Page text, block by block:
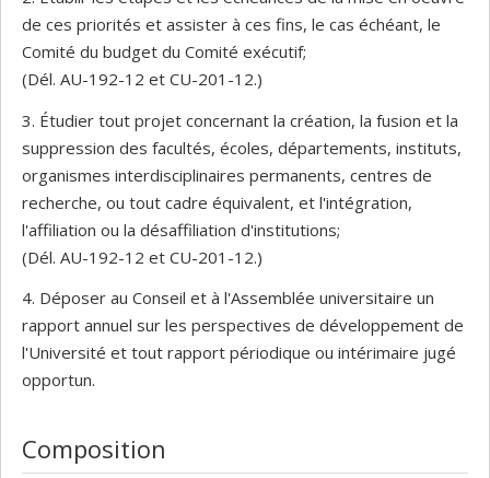
de ces priorités et assister à ces fins, le cas échéant, le
Comité du budget du Comité exécutif;
(Dél. AU-192-12 et CU-201-12.)
3. Étudier tout projet concernant la création, la fusion et la
suppression des facultés, écoles, départements, instituts,
organismes interdisciplinaires permanents, centres de
recherche, ou tout cadre équivalent, et l'intégration,
l'affiliation ou la désaffiliation d'institutions;
(Dél. AU-192-12 et CU-201-12.)
4. Déposer au Conseil et à l'Assemblée universitaire un
rapport annuel sur les perspectives de développement de
l'Université et tout rapport périodique ou intérimaire jugé
opportun.
Composition